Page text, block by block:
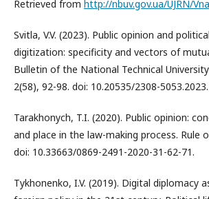
Retrieved from http://nbuv.gov.ua/UJRN/
Svitla, V.V. (2023). Public opinion and
digitization: specificity and vectors of
Bulletin of the National Technical
2(58), 92-98. doi: 10.20535/2308-
Tarakhonych, T.I. (2020). Public opinion:
and place in the law-making process. Rule
doi: 10.33663/0869-2491-2020-31-62-71.
Tykhonenko, I.V. (2019). Digital diplomacy